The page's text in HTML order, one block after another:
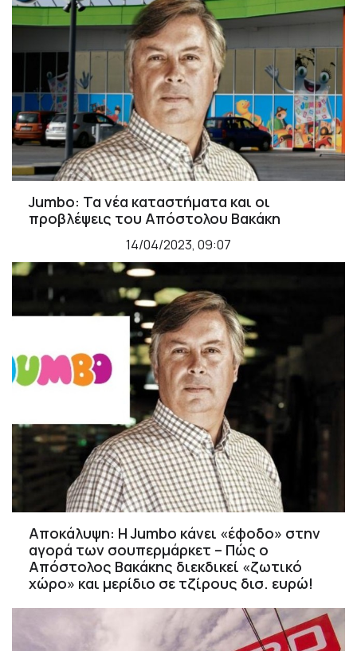
Jumbo: Τα νέα καταστήματα και οι
προβλέψεις του Απόστολου Βακάκη
14/04/2023, 09:07
Αποκάλυψη: Η Jumbo κάνει «έφοδο» στην
αγορά των σουπερμάρκετ – Πώς ο
Απόστολος Βακάκης διεκδικεί «ζωτικό
χώρο» και μερίδιο σε τζίρους δισ. ευρώ!